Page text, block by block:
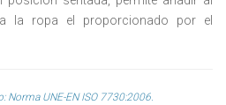
la ropa el proporcionado por el
UNE-EN ISO 7730:2006.